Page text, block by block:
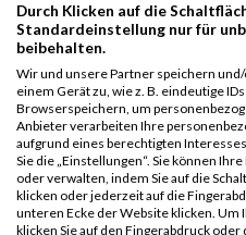
Durch Klicken auf die
Standardeinstellung nur für
beibehalten.
Wir und unsere Partner speichern
einem Gerät zu, wie z. B. eindeutige
Browserspeichern, um
Anbieter verarbeiten Ihre
aufgrund eines berechtigten
Sie die „Einstellungen“. Sie können
oder verwalten, indem Sie auf die
klicken oder jederzeit auf die
unteren Ecke der Website klicken. Um
klicken Sie auf den Fingerabdruck